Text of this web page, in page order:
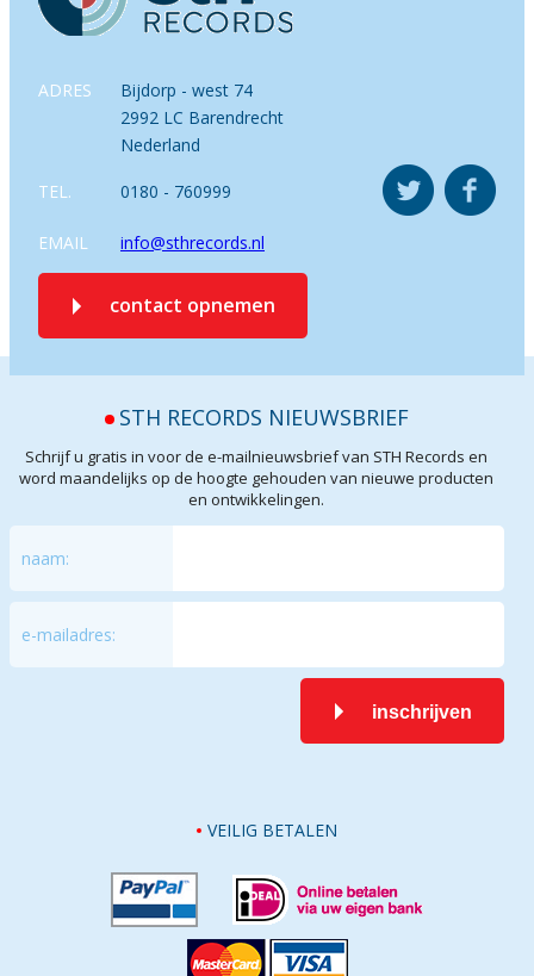
ADRES
Bijdorp - west 74
2992 LC Barendrecht
Nederland
TEL. 0180 - 760999
EMAIL info@sthrecords.nl
contact opnemen
STH RECORDS NIEUWSBRIEF
Schrijf u gratis in voor de e-mailnieuwsbrief van STH Records en
word maandelijks op de hoogte gehouden van nieuwe producten
en ontwikkelingen.
naam:
e-mailadres:
inschrijven
VEILIG BETALEN